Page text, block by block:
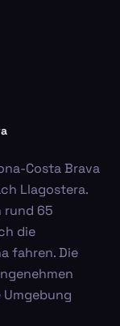
Costa Brava
Llagostera.
rund 65
die
fahren. Die
Umgebung